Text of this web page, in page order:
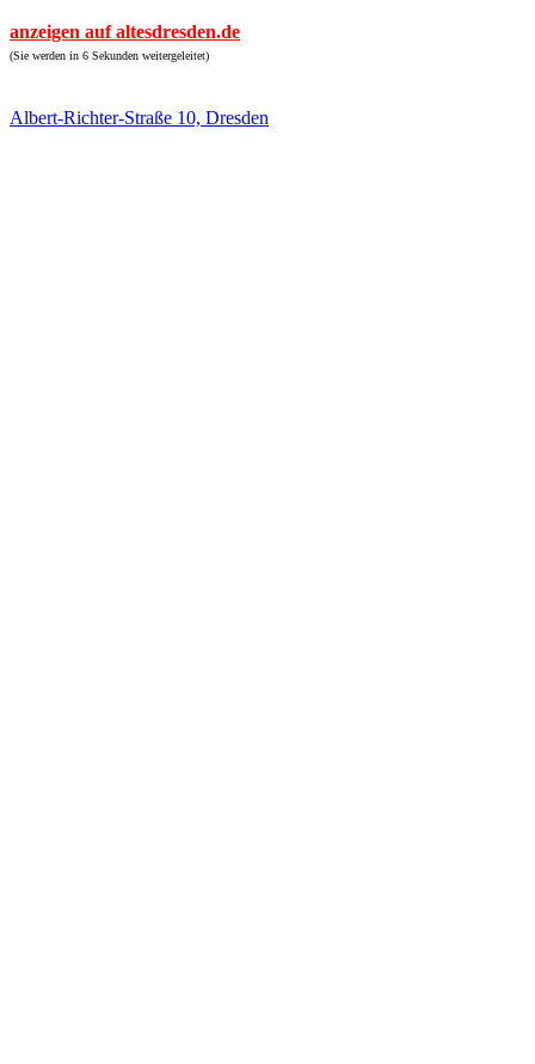
anzeigen auf altesdresden.de
(Sie werden in 6 Sekunden weitergeleitet)
Albert-Richter-Straße 10, Dresden